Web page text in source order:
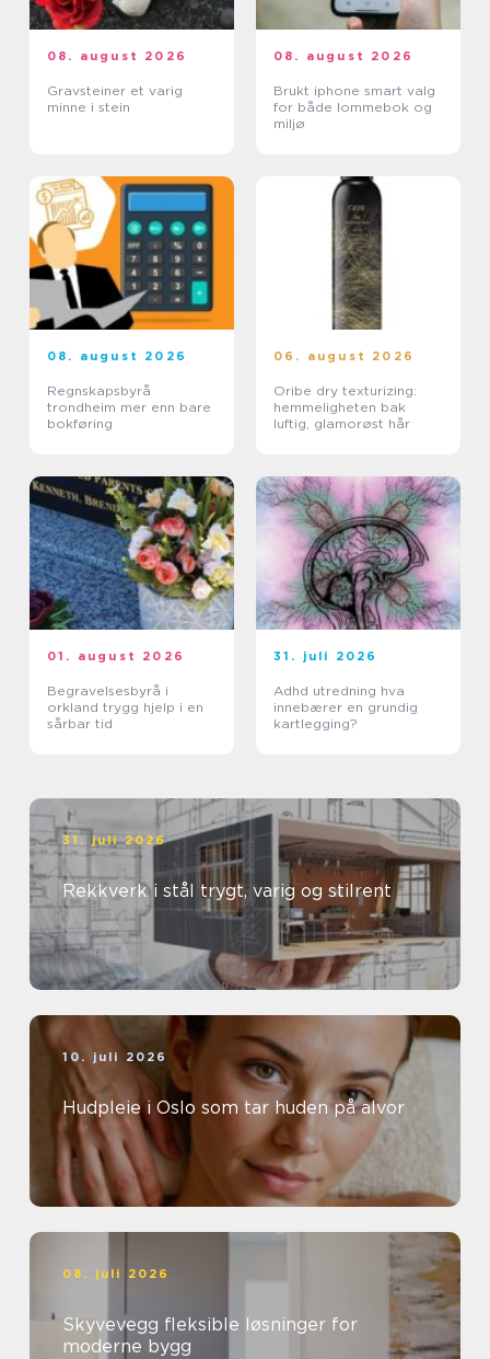
08. august 2026
Gravsteiner et varig
minne i stein
08. august 2026
Brukt iphone smart valg
for både lommebok og
miljø
08. august 2026
Regnskapsbyrå
trondheim mer enn bare
bokføring
06. august 2026
Oribe dry texturizing:
hemmeligheten bak
luftig, glamorøst hår
01. august 2026
Begravelsesbyrå i
orkland trygg hjelp i en
sårbar tid
31. juli 2026
Adhd utredning hva
innebærer en grundig
kartlegging?
31. juli 2026
Rekkverk i stål trygt, varig og stilrent
10. juli 2026
Hudpleie i Oslo som tar huden på alvor
08. juli 2026
Skyvevegg fleksible løsninger for
moderne bygg